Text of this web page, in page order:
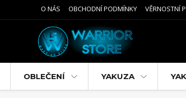
O NÁS OBCHODNÍ PODMÍNKY VĚRNOSTNÍ
OBLEČENÍ YAKUZA